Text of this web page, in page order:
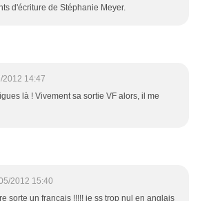
d'écriture de Stéphanie Meyer.
2012 14:47
là ! Vivement sa sortie VF alors, il me
2012 15:40
sorte un francais !!!!! je ss trop nul en anglais